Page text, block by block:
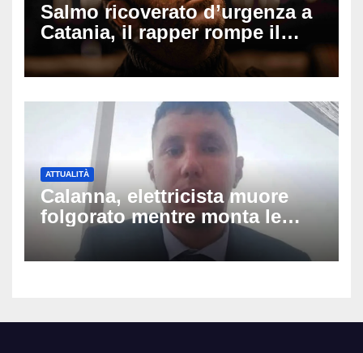
Salmo ricoverato d’urgenza a
Catania, il rapper rompe il
silenzio dopo la notte in
ospedale: come sta e cosa
ATTUALITÀ
Calanna, elettricista muore
folgorato mentre monta le
luminarie della festa: chi era
Fabio Calabrò e cosa è